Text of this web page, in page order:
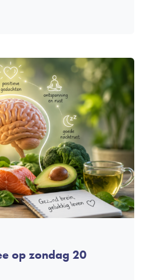
op zondag 20